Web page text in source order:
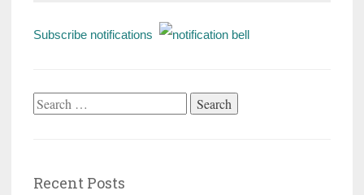
Subscribe notifications
Search
Recent Posts